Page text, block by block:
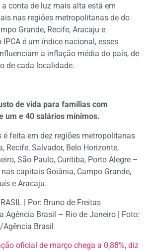
conta de luz mais alta está em
nas regiões metropolitanas de do
Grande, Recife, Aracaju e
IPCA é um índice nacional, esses
a inflação média do país, de
de cada localidade.
de vida para famílias com
um e 40 salários mínimos.
é feita em dez regiões metropolitanas
Recife, Salvador, Belo Horizonte,
São Paulo, Curitiba, Porto Alegre –
capitais Goiânia, Campo Grande,
e Aracaju.
| Por: Bruno de Freitas
Agência Brasil – Rio de Janeiro | Foto:
Agência Brasil
oficial de março chega a 0,88%, diz